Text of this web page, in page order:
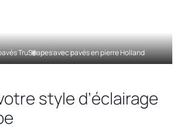
TruScapes avec pavés en pierre Holland
style d’éclairage